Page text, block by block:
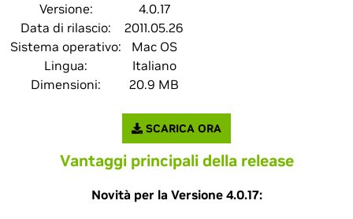
Versione:
4.0.17
Data di rilascio:
2011.05.26
Sistema operativo:
Mac OS
Lingua:
Italiano
Dimensioni:
20.9 MB
SCARICA ORA
Vantaggi principali della release
Novità per la Versione 4.0.17: